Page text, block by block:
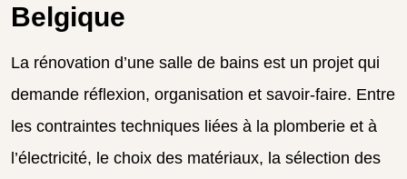
Belgique
La rénovation d’une salle de bains est un projet qui
demande réflexion, organisation et savoir-faire. Entre
les contraintes techniques liées à la plomberie et à
l’électricité, le choix des matériaux, la sélection des